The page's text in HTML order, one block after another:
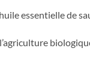
essentielle de